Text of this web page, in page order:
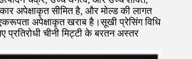
अपेक्षाकृत सीमित है, और मोल्ड की लागत
अपेक्षाकृत खराब है।सूखी प्रेसिंग विधि
प्रतिरोधी चीनी मिट्टी के बरतन अस्तर